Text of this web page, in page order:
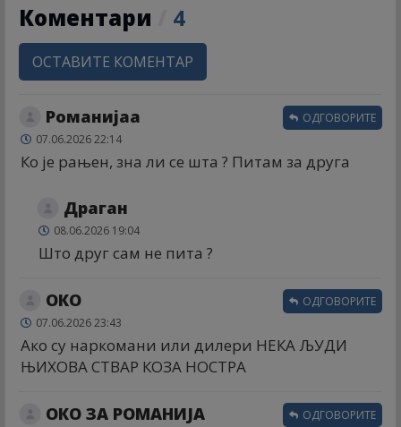
Коментари 4
ОСТАВИТЕ КОМЕНТАР
Романијаа
07.06.2026 22:14
Ко је рањен, зна ли се шта ? Питам за друга
ОДГОВОРИТЕ
Драган
08.06.2026 19:04
Што друг сам не пита ?
ОКО
07.06.2026 23:43
Ако су наркомани или дилери НЕКА ЉУДИ
ЊИХОВА СТВАР КОЗА НОСТРА
ОДГОВОРИТЕ
ОКО ЗА РОМАНИЈА ОДГОВОРИТЕ